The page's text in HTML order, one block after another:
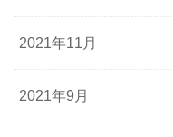
2021年11月
2021年9月